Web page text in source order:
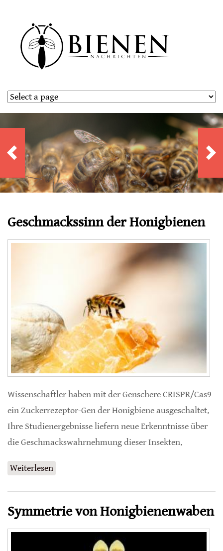
Geschmackssinn der Honigbienen
Wissenschaftler haben mit der Genschere CRISPR/Cas9
ein Zuckerrezeptor-Gen der Honigbiene ausgeschaltet.
Ihre Studienergebnisse liefern neue Erkenntnisse über
die Geschmackswahrnehmung dieser Insekten.
Weiterlesen
Symmetrie von Honigbienenwaben